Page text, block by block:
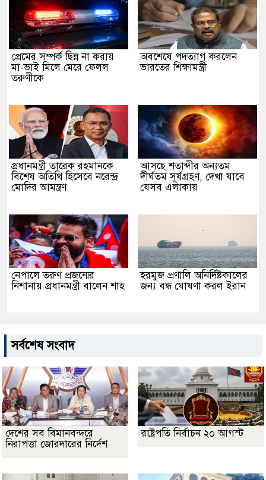
প্রেমের সম্পর্ক ছিন্ন না করায়
মা-ভাই মিলে মেরে ফেলল
তরুণীকে
অবশেষে পদত্যাগ করলেন
ভারতের শিক্ষামন্ত্রী
প্রধানমন্ত্রী তারেক রহমানকে
বিশেষ অতিথি হিসেবে নরেন্দ্র
মোদির আমন্ত্রণ
আসছে শতাব্দীর অন্যতম
দীর্ঘতম সূর্যগ্রহণ, দেখা যাবে
যেসব এলাকায়
নেপালে তরুণ প্রজন্মের
নিশানায় প্রধানমন্ত্রী বালেন শাহ
হরমুজ প্রণালি অনির্দিষ্টকালের
জন্য বন্ধ ঘোষণা করল ইরান
সর্বশেষ সংবাদ
দেশের সব বিমানবন্দরে
নিরাপত্তা জোরদারের নির্দেশ
রাষ্ট্রপতি নির্বাচন ২০ আগস্ট